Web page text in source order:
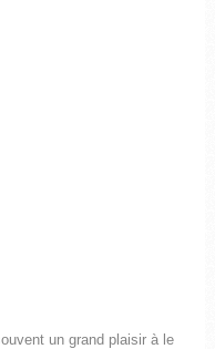
un grand plaisir à le